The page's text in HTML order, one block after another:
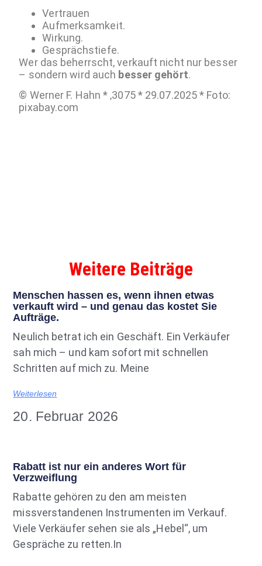
Vertrauen
Aufmerksamkeit.
Wirkung.
Gesprächstiefe.
Wer das beherrscht, verkauft nicht nur besser
– sondern wird auch besser gehört.
© Werner F. Hahn * ‚3075 * 29.07.2025 * Foto:
pixabay.com
Weitere Beiträge
Menschen hassen es, wenn ihnen etwas
verkauft wird – und genau das kostet Sie
Aufträge.
Neulich betrat ich ein Geschäft. Ein Verkäufer
sah mich – und kam sofort mit schnellen
Schritten auf mich zu. Meine
Weiterlesen
20. Februar 2026
Rabatt ist nur ein anderes Wort für
Verzweiflung
Rabatte gehören zu den am meisten
missverstandenen Instrumenten im Verkauf.
Viele Verkäufer sehen sie als „Hebel“, um
Gespräche zu retten.In